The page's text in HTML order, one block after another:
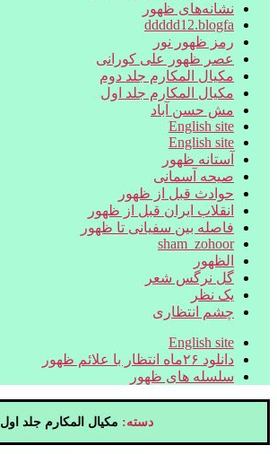
نشانه‌های ظهور
ddddd12.blogfa
رمز ظهور نور
عصر ظهور علی کورانی
مکیال المکارم جلد دوم
مکیال المکارم جلد اول
مش حسن آباد
English site
English site
آستانه ظهور
صیحه آسمانی
حوادث قبل از ظهور
انقلاب ایران قبل از ظهور
فاصله بین سفیانی تا ظهور
sham_zohoor
الظهور
گل نرگس شعر
یک نظر
چشم انتظاری
English site
دانلود ۲۶ماه انتظار با علائم ظهور
سلسله های ظهور
دسته: مکیال المکارم جلد اول